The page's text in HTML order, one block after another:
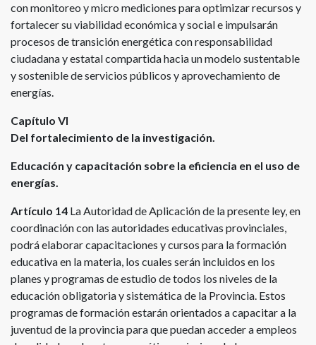
con monitoreo y micro mediciones para optimizar recursos y
fortalecer su viabilidad económica y social e impulsarán
procesos de transición energética con responsabilidad
ciudadana y estatal compartida hacia un modelo sustentable
y sostenible de servicios públicos y aprovechamiento de
energías.
Capítulo VI
Del fortalecimiento de la investigación.
Educación y capacitación sobre la eficiencia en el uso de
energías.
Artículo 14 La Autoridad de Aplicación de la presente ley, en
coordinación con las autoridades educativas provinciales,
podrá elaborar capacitaciones y cursos para la formación
educativa en la materia, los cuales serán incluidos en los
planes y programas de estudio de todos los niveles de la
educación obligatoria y sistemática de la Provincia. Estos
programas de formación estarán orientados a capacitar a la
juventud de la provincia para que puedan acceder a empleos